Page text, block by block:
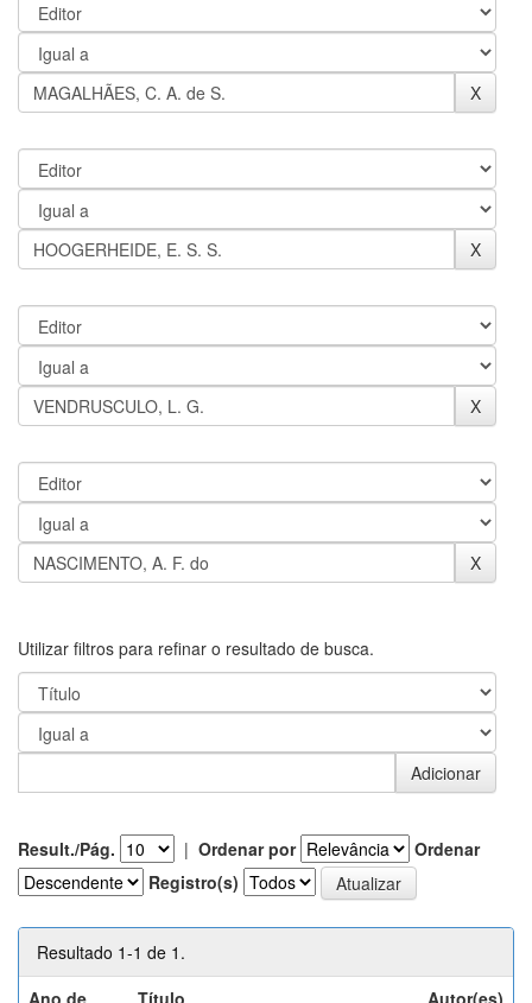
Utilizar filtros para refinar o resultado de busca.
Result./Pág. | Ordenar por
Ordenar
Registro(s)
Resultado 1-1 de 1.
Ano de
Título Autor(es)